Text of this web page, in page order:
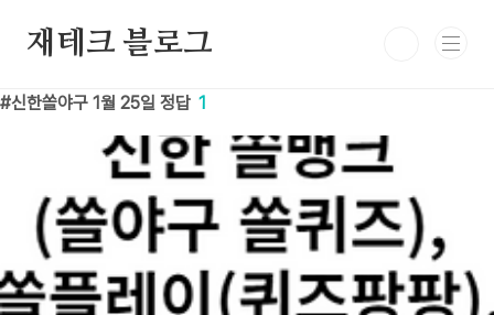
재테크 블로그
신한쏠야구 1월 25일 정답 1